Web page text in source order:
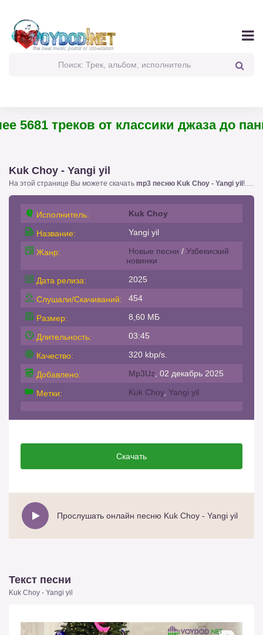
треков от классики джаза до панк-
Kuk Choy - Yangi yil
На этой странице Вы можете скачать mp3 песню Kuk Choy - Yangi yil!. с размером 8,60 бесплатно или слушать
Исполнитель: Kuk Choy
Название: Yangi yil
Жанр: Новые песни / Узбекиский
новинки
Дата релиза: 2025
Слушали/Скачиваний: 454
Размер: 8,60 МБ
Длительность: 03:45
Качество: 320 kbp/s.
Добавлено: Mp3Uz , 02 декабрь 2025
Метки: Kuk Choy, Yangi yil
Скачать
Прослушать онлайн песню Kuk Choy - Yangi yil
Текст песни
Kuk Choy - Yangi yil